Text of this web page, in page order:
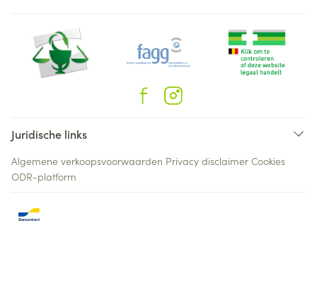
Juridische links
Algemene verkoopsvoorwaarden Privacy disclaimer Cookies
ODR-platform